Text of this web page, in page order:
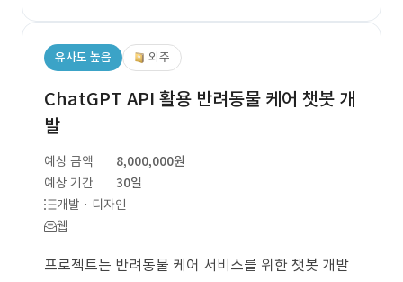
유사도 높음 외주
ChatGPT API 활용 반려동물 케어 챗봇 개
발
예상 금액
8,000,000원
예상 기간
30일
개발 · 디자인
웹
프로젝트는 반려동물 케어 서비스를 위한 챗봇 개발